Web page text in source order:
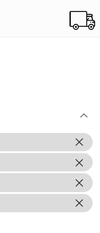
Esse
Item
Esse
Item
Esse
Item
Esse